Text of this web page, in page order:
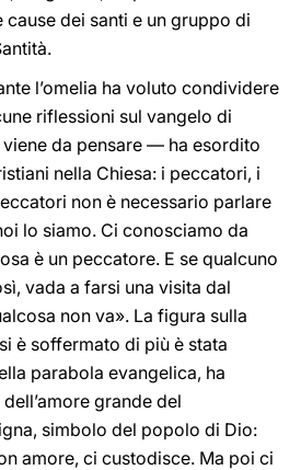
dei santi e un gruppo di
l’omelia ha voluto condividere
riflessioni sul vangelo di
viene da pensare — ha esordito
nella Chiesa: i peccatori, i
non è necessario parlare
lo siamo. Ci conosciamo da
è un peccatore. E se qualcuno
vada a farsi una visita dal
non va». La figura sulla
è soffermato di più è stata
parabola evangelica, ha
grande del
simbolo del popolo di Dio:
amore, ci custodisce. Ma poi ci